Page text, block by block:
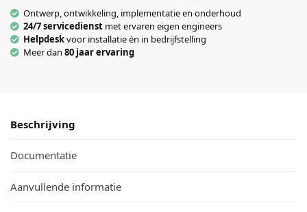
Ontwerp, ontwikkeling, implementatie en onderhoud
24/7 servicedienst met ervaren eigen engineers
Helpdeskvoor installatie én in bedrijfstelling
Meer dan 80 jaar ervaring
Beschrijving
Documentatie
Aanvullende informatie